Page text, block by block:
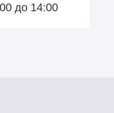
до 14:00